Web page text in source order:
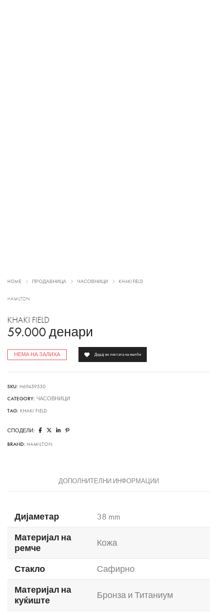
HOME ПРОДАВНИЦА ЧАСОВНИЦИ KHAKI FIELD
HAMILTON
KHAKI FIELD
59.000 денари
НЕМА НА ЗАЛИХА Додај во листата на желби
SKU: H69459530
CATEGORY: ЧАСОВНИЦИ
TAG: KHAKI FIELD
СПОДЕЛИ:
BRAND: HAMILTON
ДОПОЛНИТЕЛНИ ИНФОРМАЦИИ
Дијаметар
38 mm
Материјал на
ремче
Кожа
Стакло
Сафирно
Материјал на
куќиште
Бронза и Титаниум